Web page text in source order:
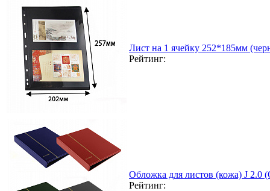
Лист на 1 ячейку 252*185мм
Рейтинг:
Обложка для листов (кожа) J 2.0
Рейтинг: